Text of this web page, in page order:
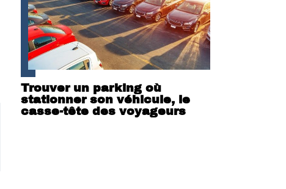
Trouver un parking où
stationner son véhicule, le
casse-tête des voyageurs